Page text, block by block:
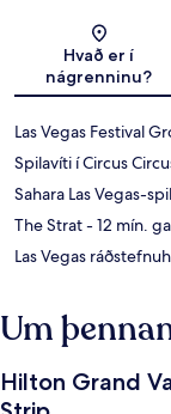
Hvað er í
nágrenninu?
Las Vegas Festival
Spilavíti í Circus
Sahara Las Vegas-
The Strat- 12 mín.
Las Vegas
Um
Hilton Grand